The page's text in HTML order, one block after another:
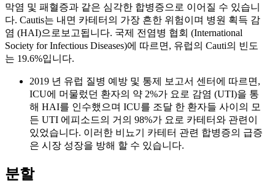
막염 및 패혈증과 같은 심각한 합병증으로 이어질 수 있습니
다. Cautis는 내면 카테터의 가장 흔한 위험이며 병원 획득 감
염 (HAI)으로보고됩니다. 국제 전염병 협회 (International
Society for Infectious Diseases)에 따르면, 유럽의 Cauti의 빈도
는 19.6%입니다.
2019 년 유럽 질병 예방 및 통제 보고서 센터에 따르면,
ICU에 머물렀던 환자의 약 2%가 요로 감염 (UTI)을 통
해 HAI를 인수했으며 ICU를 조달 한 환자들 사이의 모
든 UTI 에피소드의 거의 98%가 요로 카테터와 관련이
있었습니다. 이러한 비뇨기 카테터 관련 합병증의 급증
은 시장 성장을 방해 할 수 있습니다.
분할